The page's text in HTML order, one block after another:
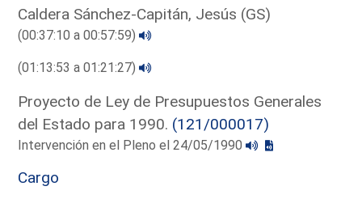
Caldera Sánchez-Capitán, Jesús (GS)
(00:37:10 a 00:57:59)
(01:13:53 a 01:21:27)
Proyecto de Ley de Presupuestos Generales
del Estado para 1990. (121/000017)
Intervención en el Pleno el 24/05/1990
Cargo